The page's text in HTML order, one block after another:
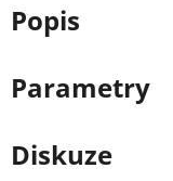
Popis
Parametry
Diskuze